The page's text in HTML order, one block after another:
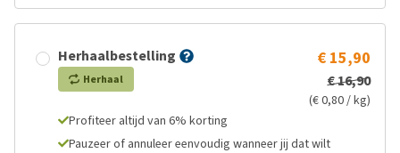
Herhaalbestelling
Herhaal
€ 15,90
€ 16,90
(€ 0,80 / kg)
Profiteer altijd van 6% korting
Pauzeer of annuleer eenvoudig wanneer jij dat wilt